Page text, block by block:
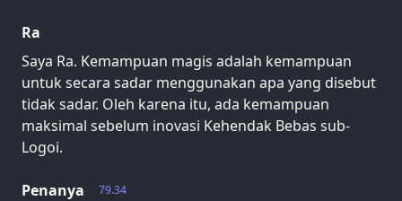
Ra
Saya Ra. Kemampuan magis adalah kemampuan
untuk secara sadar menggunakan apa yang disebut
tidak sadar. Oleh karena itu, ada kemampuan
maksimal sebelum inovasi Kehendak Bebas sub-
Logoi.
79.34
Penanya